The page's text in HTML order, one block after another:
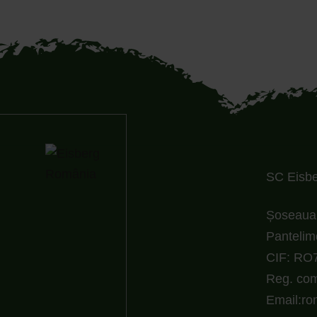
SC
CIF:
Reg.